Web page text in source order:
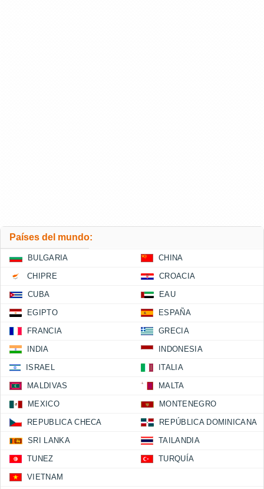
Países del mundo:
BULGARIA CHINA
CHIPRE CROACIA
CUBA EAU
EGIPTO ESPAÑA
FRANCIA GRECIA
INDIA INDONESIA
ISRAEL ITALIA
MALDIVAS MALTA
MEXICO MONTENEGRO
REPUBLICA CHECA REPÚBLICA DOMINICANA
SRI LANKA TAILANDIA
TUNEZ TURQUÍA
VIETNAM